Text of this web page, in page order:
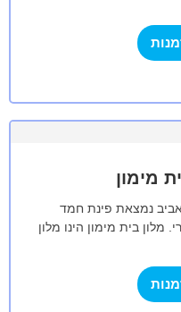
מימון
נמצאת פינת חמד
מלון בית מימון הינו מלון